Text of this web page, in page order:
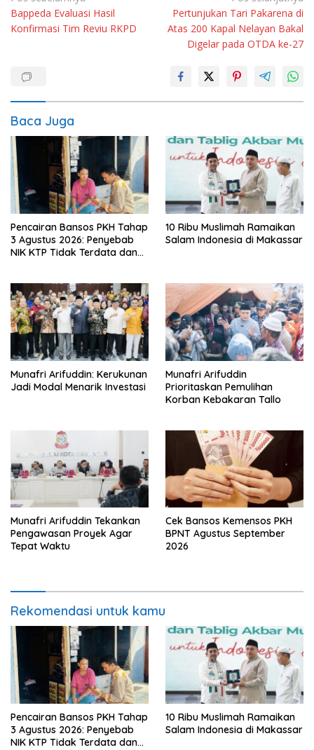
pos
Bappeda Evaluasi Hasil
Konfirmasi Tim Reviu RKPD
Pertunjukan Tari Pakarena di
Atas 200 Kapal Nelayan Bakal
Digelar pada OTDA ke-27
Baca Juga
Pencairan Bansos PKH Tahap
3 Agustus 2026: Penyebab
NIK KTP Tidak Terdata dan
10 Ribu Muslimah Ramaikan
Salam Indonesia di Makassar
Munafri Arifuddin: Kerukunan
Jadi Modal Menarik Investasi
Munafri Arifuddin
Prioritaskan Pemulihan
Korban Kebakaran Tallo
Munafri Arifuddin Tekankan
Pengawasan Proyek Agar
Tepat Waktu
Cek Bansos Kemensos PKH
BPNT Agustus September
2026
Rekomendasi untuk kamu
Pencairan Bansos PKH Tahap
3 Agustus 2026: Penyebab
NIK KTP Tidak Terdata dan
10 Ribu Muslimah Ramaikan
Salam Indonesia di Makassar